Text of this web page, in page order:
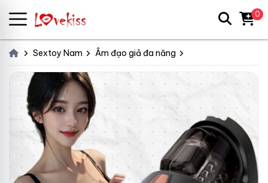
Sextoy Nam Âm đạo giả đa năng
0